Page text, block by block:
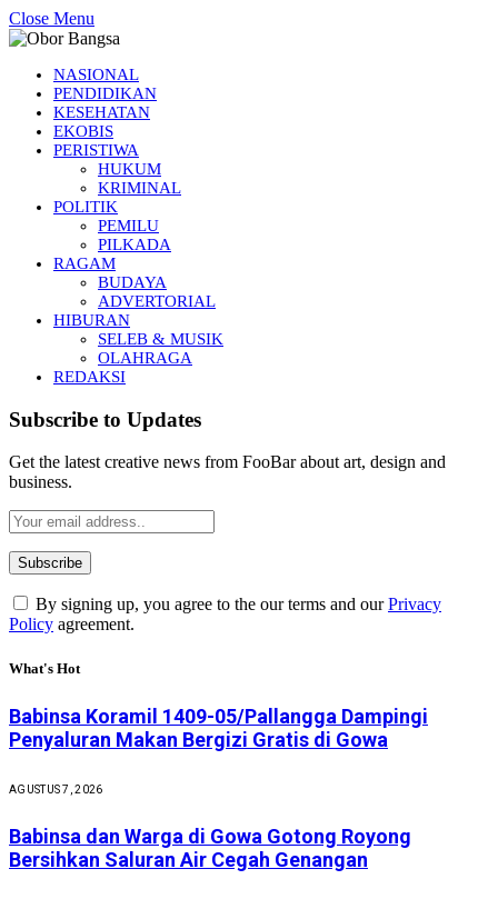
Close Menu
NASIONAL
PENDIDIKAN
KESEHATAN
EKOBIS
PERISTIWA
HUKUM
KRIMINAL
POLITIK
PEMILU
PILKADA
RAGAM
BUDAYA
ADVERTORIAL
HIBURAN
SELEB & MUSIK
OLAHRAGA
REDAKSI
Subscribe to Updates
Get the latest creative news from FooBar about art, design and
business.
By signing up, you agree to the our terms and ourPrivacy
Policy agreement.
What's Hot
Babinsa Koramil 1409-05/Pallangga Dampingi
Penyaluran Makan Bergizi Gratis di Gowa
AGUSTUS 7, 2026
Babinsa dan Warga di Gowa Gotong Royong
Bersihkan Saluran Air Cegah Genangan